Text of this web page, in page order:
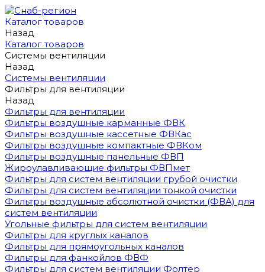
Каталог товаров
Назад
Каталог товаров
Системы вентиляции
Назад
Системы вентиляции
Фильтры для вентиляции
Назад
Фильтры для вентиляции
Фильтры воздушные карманные ФВК
Фильтры воздушные кассетные ФВКас
Фильтры воздушные компактные ФВКом
Фильтры воздушные панельные ФВП
Жироулавливающие фильтры ФВПмет
Фильтры для систем вентиляции грубой очистки
Фильтры для систем вентиляции тонкой очистки
Фильтры воздушные абсолютной очистки (ФВА) для
систем вентиляции
Угольные фильтры для систем вентиляции
Фильтры для круглых каналов
Фильтры для прямоугольных каналов
Фильтры для фанкойлов ФВФ
Фильтры для систем вентиляции Фолтер